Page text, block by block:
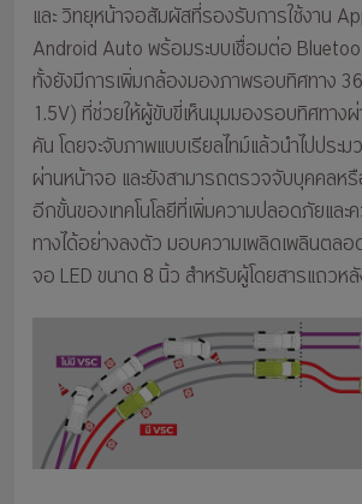
และ วิทยุหน้าจอสัมผัสที่รองรับการใช้งาน
Android Auto พร้อมระบบเชื่อมต่อ
ทั้งยังมีการเพิ่มกล้องมองภาพรอบทิศทาง
1.5V) ที่ช่วยให้ผู้ขับขี่เห็นมุมมองรอบทิศทา
คัน โดยจะจับภาพแบบเรียลไทม์แล้วนำไปประ
ผ่านหน้าจอ และยังสามารถตรวจจับบุคคลห
อีกขั้นของเทคโนโลยีที่เพิ่มความปลอดภัยและ
ทางได้อย่างลงตัว มอบความเพลิดเพลินตล
จอ LED ขนาด 8 นิ้ว สำหรับผู้โดยสารแถวห